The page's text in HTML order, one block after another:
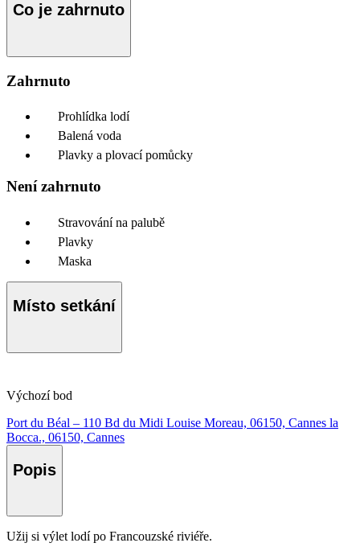
Co je zahrnuto
Zahrnuto
Prohlídka lodí
Balená voda
Plavky a plovací pomůcky
Není zahrnuto
Stravování na palubě
Plavky
Maska
Místo setkání
Výchozí bod
Port du Béal – 110 Bd du Midi Louise Moreau, 06150, Cannes la
Bocca., 06150, Cannes
Popis
Užij si výlet lodí po Francouzské riviéře.